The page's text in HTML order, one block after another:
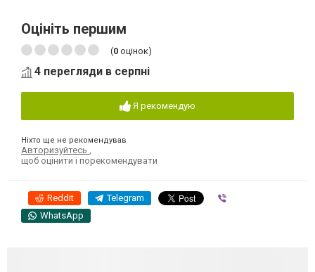
Оцініть першим
(0 оцінок)
4 перегляди в серпні
Я рекомендую
Ніхто ще не рекомендував
Авторизуйтесь ,
щоб оцінити і порекомендувати
Reddit Telegram
WhatsApp